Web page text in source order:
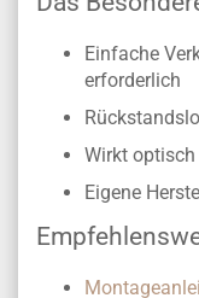
Einfache
erforderlich
Wirkt
Eigene